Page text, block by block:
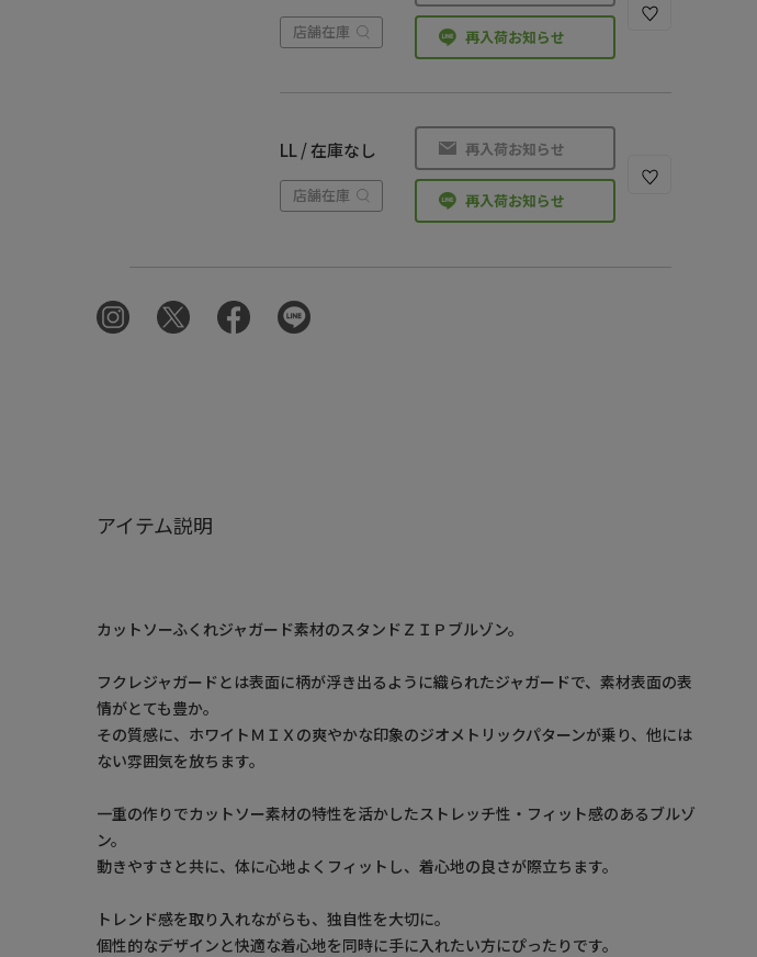
店舗在庫 再入荷お知らせ
LL / 在庫なし
店舗在庫
再入荷お知らせ
再入荷お知らせ
アイテム説明
カットソーふくれジャガード素材のスタンドＺＩＰブルゾン。
フクレジャガードとは表面に柄が浮き出るように織られたジャガードで、素材表面の表
情がとても豊か。
その質感に、ホワイトＭＩＸの爽やかな印象のジオメトリックパターンが乗り、他には
ない雰囲気を放ちます。
一重の作りでカットソー素材の特性を活かしたストレッチ性・フィット感のあるブルゾ
ン。
動きやすさと共に、体に心地よくフィットし、着心地の良さが際立ちます。
トレンド感を取り入れながらも、独自性を大切に。
個性的なデザインと快適な着心地を同時に手に入れたい方にぴったりです。